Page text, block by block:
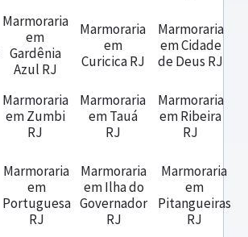
Marmoraria
em
Gardênia
Azul RJ
Marmoraria
em
Curicica RJ
Marmoraria
em Cidade
de Deus RJ
Marmoraria
em Zumbi
RJ
Marmoraria
em Tauá
RJ
Marmoraria
em Ribeira
RJ
Marmoraria
em
Portuguesa
RJ
Marmoraria
em Ilha do
Governador
RJ
Marmoraria
em
Pitangueiras
RJ